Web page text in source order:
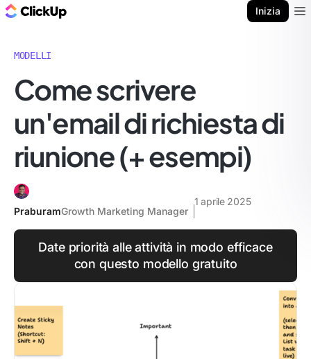
Inizia
MODELLI
Come scrivere
un'email di richiesta di
riunione (+ esempi)
PraburamGrowth Marketing Manager
1 aprile 2025
Date priorità alle attività in modo efficace
con questo modello gratuito